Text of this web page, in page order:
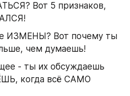
Вот 5 признаков,
ИЗМЕНЫ? Вот почему ты
чем думаешь!
- ты их обсуждаешь
когда всё САМО